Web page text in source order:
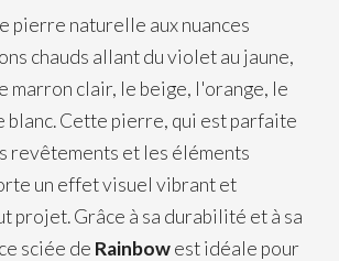
pierre naturelle aux nuances
chauds allant du violet au jaune,
marron clair, le beige, l'orange, le
blanc. Cette pierre, qui est parfaite
revêtements et les éléments
un effet visuel vibrant et
projet. Grâce à sa durabilité et à sa
sciée de Rainbowest idéale pour